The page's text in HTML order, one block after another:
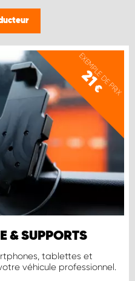
EXEMPLE DE PRIX
21
€
& SUPPORTS
tablettes et
véhicule professionnel.